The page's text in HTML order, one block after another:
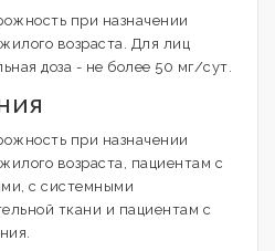
при назначении
возраста. Для лиц
доза - не более 50 мг/сут.
при назначении
возраста, пациентам с
с системными
ткани и пациентам с